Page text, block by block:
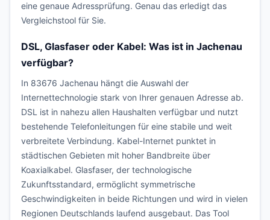
eine genaue Adressprüfung. Genau das erledigt das
Vergleichstool für Sie.
DSL, Glasfaser oder Kabel: Was ist in Jachenau
verfügbar?
In 83676 Jachenau hängt die Auswahl der
Internettechnologie stark von Ihrer genauen Adresse ab.
DSL ist in nahezu allen Haushalten verfügbar und nutzt
bestehende Telefonleitungen für eine stabile und weit
verbreitete Verbindung. Kabel-Internet punktet in
städtischen Gebieten mit hoher Bandbreite über
Koaxialkabel. Glasfaser, der technologische
Zukunftsstandard, ermöglicht symmetrische
Geschwindigkeiten in beide Richtungen und wird in vielen
Regionen Deutschlands laufend ausgebaut. Das Tool